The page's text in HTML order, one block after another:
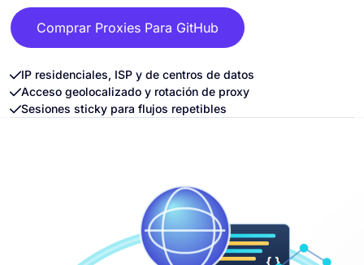
Comprar Proxies Para GitHub
IP residenciales, ISP y de centros de datos
Acceso geolocalizado y rotación de proxy
Sesiones sticky para flujos repetibles